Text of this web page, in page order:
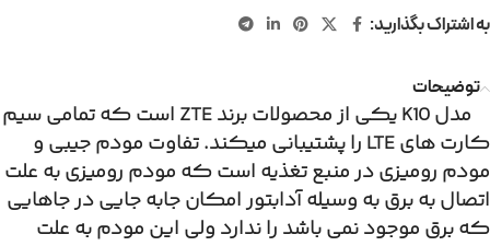
به اشتراک بگذارید:
توضیحات
مدل K10 یکی از محصولات برند ZTE است که تمامی سیم
کارت های LTE را پشتیبانی میکند. تفاوت مودم جیبی و
مودم رومیزی در منبع تغذیه است که مودم رومیزی به علت
اتصال به برق به وسیله آدابتور امکان جابه جایی در جاهایی
که برق موجود نمی باشد را ندارد ولی این مودم به علت